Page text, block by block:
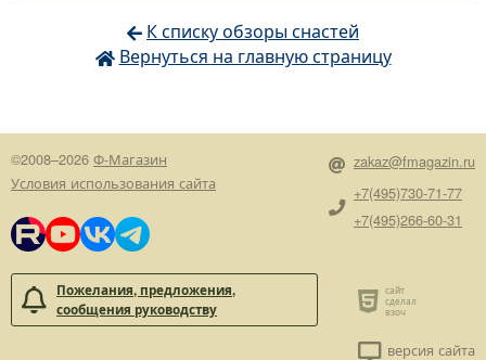
К списку обзоры снастей
Вернуться на главную страницу
©2008–2026 Ф-Магазин
Условия использования сайта
Пожелания, предложения,
сообщения руководству
zakaz@fmagazin.ru
+7(495)730-71-77
+7(495)266-60-31
версия сайта